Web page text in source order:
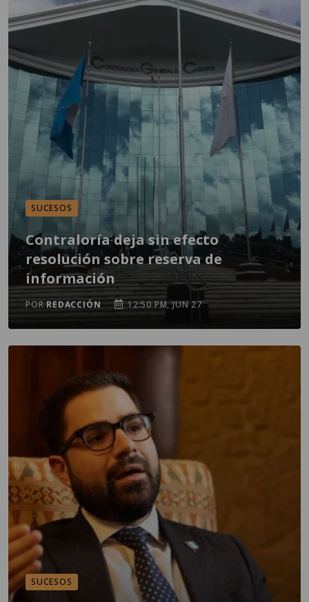
SUCESOS
Contraloría deja sin efecto
resolución sobre reserva de
información
PORREDACCIÓN 12:50 PM, JUN 27
SUCESOS